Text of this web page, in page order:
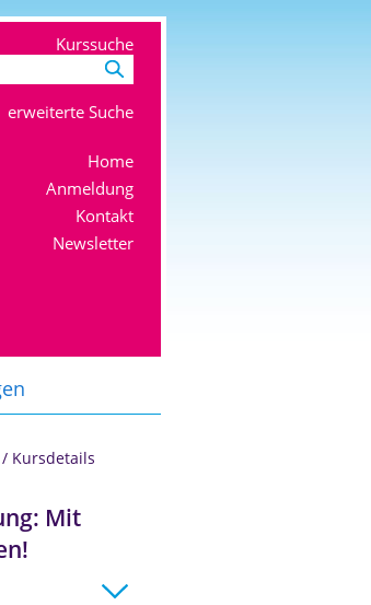
Kurssuche
erweiterte Suche
Home
Anmeldung
Kontakt
Newsletter
/ KursdetailsAnmeldung
Mit